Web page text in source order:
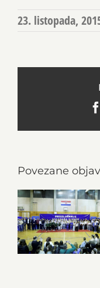
23. listopada,
Povezane